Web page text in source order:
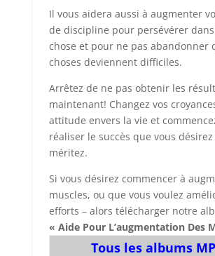
Il vous aidera aussi à augmenter
de discipline pour persévérer
chose et pour ne pas abandonner
choses deviennent difficiles.
Arrêtez de ne pas obtenir les
maintenant! Changez vos
attitude envers la vie et
réaliser le succès que vous
méritez.
Si vous désirez commencer à
muscles, ou que vous voulez
efforts – alors télécharger notre
« Aide Pour L’augmentation Des
Tous les albums